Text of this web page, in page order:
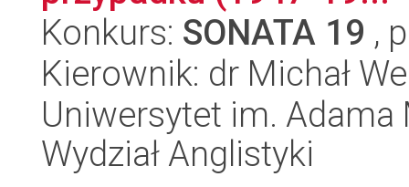
Konkurs: SONATA 19 ,
Kierownik: dr Michał
Uniwersytet im.
Wydział Anglistyki